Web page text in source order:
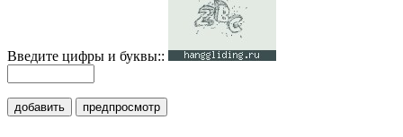
Введите цифры и буквы::
добавить предпросмотр